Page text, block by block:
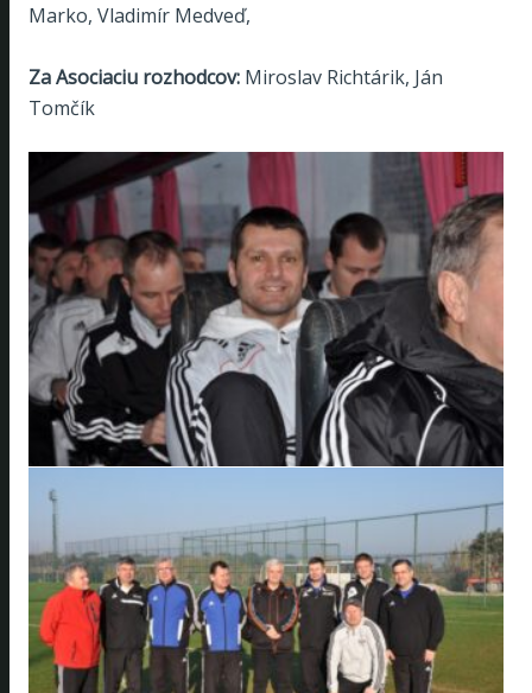
Marko, Vladimír Medveď,
Za Asociaciu rozhodcov: Miroslav Richtárik, Ján
Tomčík